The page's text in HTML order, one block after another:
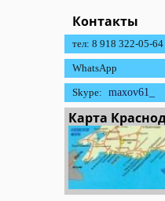
Контакты
тел: 8 918 322-05-
WhatsApp
Skype: maxov61_
Карта